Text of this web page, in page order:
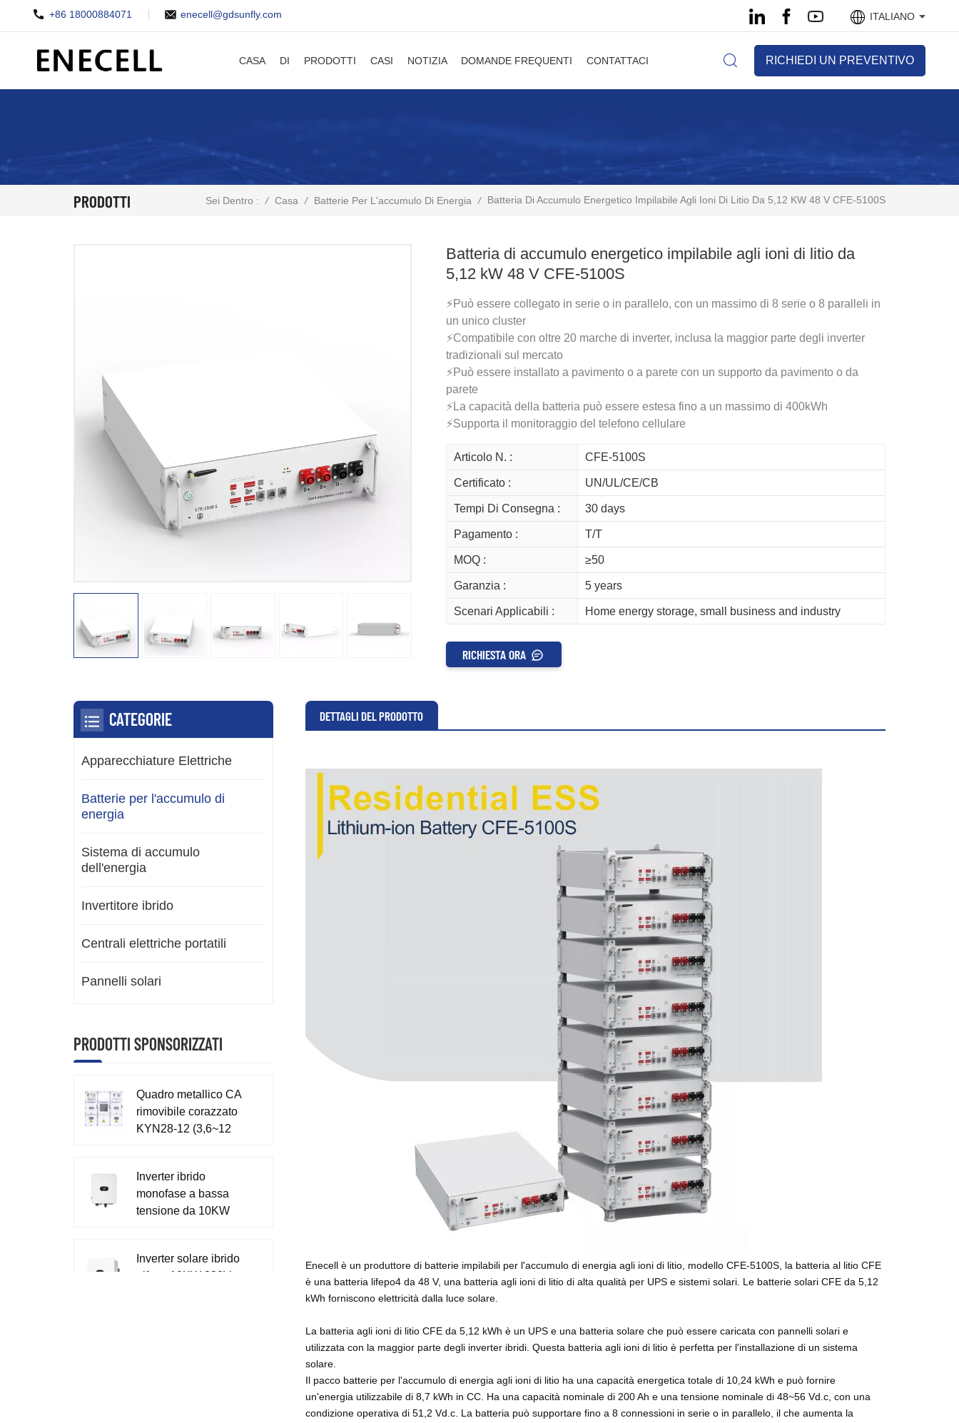
+86 18000884071 enecell@gdsunfly.com ITALIANO
CASA DI PRODOTTI CASI NOTIZIA DOMANDE FREQUENTI CONTATTACI RICHIEDI UN PREVENTIVO
PRODOTTI Sei Dentro : / Casa / Batterie Per L'accumulo Di Energia / Batteria Di Accumulo Energetico Impilabile Agli Ioni Di Litio Da 5,12 KW 48 V CFE-5100S
Batteria di accumulo energetico impilabile agli ioni di litio da
5,12 kW 48 V CFE-5100S
⚡Può essere collegato in serie o in parallelo, con un massimo di 8 serie o 8 paralleli in
un unico cluster
⚡Compatibile con oltre 20 marche di inverter, inclusa la maggior parte degli inverter
tradizionali sul mercato
⚡Può essere installato a pavimento o a parete con un supporto da pavimento o da
parete
⚡La capacità della batteria può essere estesa fino a un massimo di 400kWh
⚡Supporta il monitoraggio del telefono cellulare
Articolo N. : CFE-5100S
Certificato : UN/UL/CE/CB
Tempi Di Consegna : 30 days
Pagamento : T/T
MOQ : ≥50
Garanzia : 5 years
Scenari Applicabili : Home energy storage, small business and industry
RICHIESTA ORA
DETTAGLI DEL PRODOTTO
Enecell è un produttore di batterie impilabili per l'accumulo di energia agli ioni di litio, modello CFE-5100S, la batteria al litio CFE
è una batteria lifepo4 da 48 V, una batteria agli ioni di litio di alta qualità per UPS e sistemi solari. Le batterie solari CFE da 5,12
kWh forniscono elettricità dalla luce solare.
La batteria agli ioni di litio CFE da 5,12 kWh è un UPS e una batteria solare che può essere caricata con pannelli solari e
utilizzata con la maggior parte degli inverter ibridi. Questa batteria agli ioni di litio è perfetta per l'installazione di un sistema
solare.
Il pacco batterie per l'accumulo di energia agli ioni di litio ha una capacità energetica totale di 10,24 kWh e può fornire
un'energia utilizzabile di 8,7 kWh in CC. Ha una capacità nominale di 200 Ah e una tensione nominale di 48~56 Vd.c, con una
condizione operativa di 51,2 Vd.c. La batteria può supportare fino a 8 connessioni in serie o in parallelo, il che aumenta la
CATEGORIE
Apparecchiature Elettriche
Batterie per l'accumulo di
energia
Sistema di accumulo
dell'energia
Invertitore ibrido
Centrali elettriche portatili
Pannelli solari
PRODOTTI SPONSORIZZATI
Quadro metallico CA
rimovibile corazzato
KYN28-12 (3,6~12
Inverter ibrido
monofase a bassa
tensione da 10KW
Inverter solare ibrido
trifase 10KW 230V